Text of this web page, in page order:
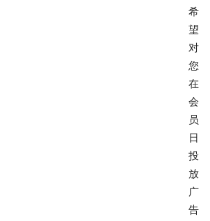
希
望
对
您
在
会
员
日
投
放
广
告